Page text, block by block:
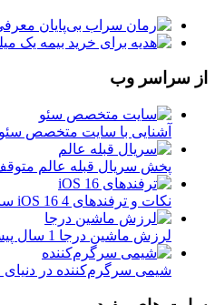
یک
از سراسر وب
آشنایی با سایت متخصص
پخش سریال قبله عالم
نکات و ترفندهای iOS 16 4 سال پیش
لرزش ماشین درجا 1 سال پیش
شیمی سرگرم‌کننده در دنیای